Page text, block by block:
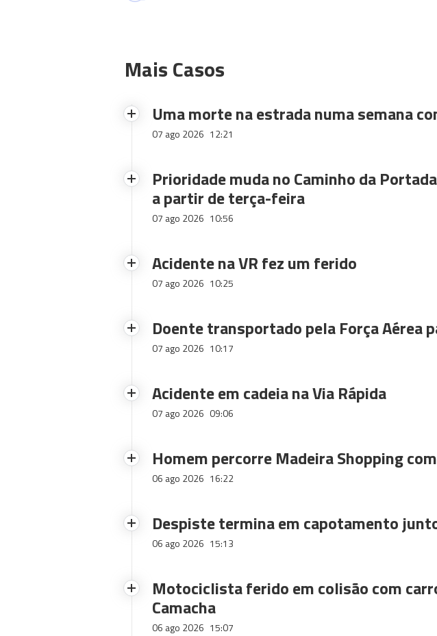
Mais Casos
Uma morte na estrada numa semana
07 ago 2026 12:21
Prioridade muda no Caminho da
a partir de terça-feira
07 ago 2026 10:56
Acidente na VR fez um ferido
07 ago 2026 10:25
Doente transportado pela Força Aérea
07 ago 2026 10:17
Acidente em cadeia na Via Rápida
07 ago 2026 09:06
Homem percorre Madeira Shopping
06 ago 2026 16:22
Despiste termina em capotamento
06 ago 2026 15:13
Motociclista ferido em colisão com
Camacha
06 ago 2026 15:07